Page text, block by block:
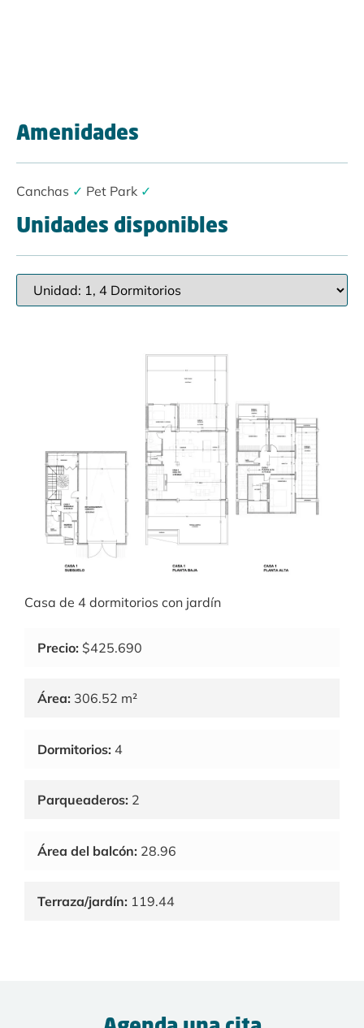
Amenidades
Canchas ✓ Pet Park ✓
Unidades disponibles
Casa de 4 dormitorios con jardín
Precio: $425.690
Área: 306.52 m²
Dormitorios: 4
Parqueaderos: 2
Área del balcón: 28.96
Terraza/jardín: 119.44